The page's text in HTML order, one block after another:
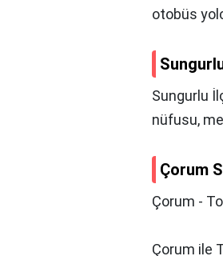
otobüs
Sungurlu
nüfusu,
Çorum
Çorum -
Çorum ile